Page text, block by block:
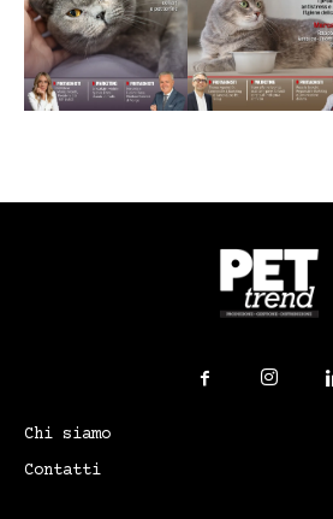
Chi siamo
Contatti